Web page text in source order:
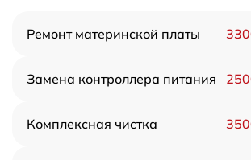
Ремонт материнской платы
Замена контроллера питания
Комплексная чистка